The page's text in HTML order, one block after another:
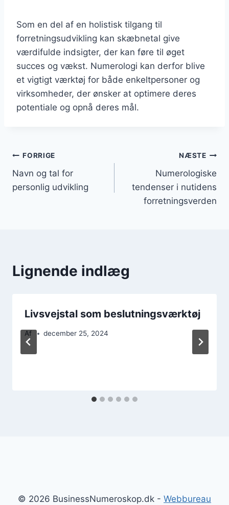
Som en del af en holistisk tilgang til
forretningsudvikling kan skæbnetal give
værdifulde indsigter, der kan føre til øget
succes og vækst. Numerologi kan derfor blive
et vigtigt værktøj for både enkeltpersoner og
virksomheder, der ønsker at optimere deres
potentiale og opnå deres mål.
Indlægsnavigation
FORRIGE
Navn og tal for
personlig udvikling
NÆSTE
Numerologiske
tendenser i nutidens
forretningsverden
Lignende indlæg
Livsvejstal som beslutningsværktøj
Af december 25, 2024
© 2026 BusinessNumeroskop.dk - Webbureau